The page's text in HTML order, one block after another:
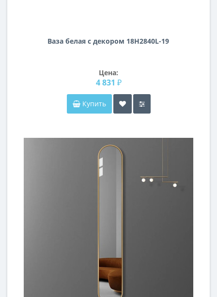
Ваза белая с декором 18H2840L-19
Цена:
4 831 ₽
Купить